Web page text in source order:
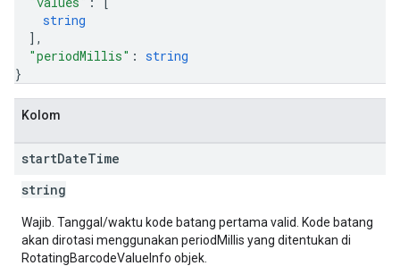
string
] ,
"periodMillis" : string
}
Kolom
startDateTime
string
Wajib. Tanggal/waktu kode batang pertama valid. Kode batang
akan dirotasi menggunakan periodMillis yang ditentukan di
RotatingBarcodeValueInfo objek.